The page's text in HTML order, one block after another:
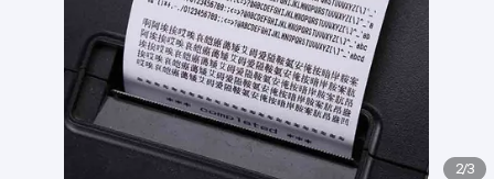
2/3